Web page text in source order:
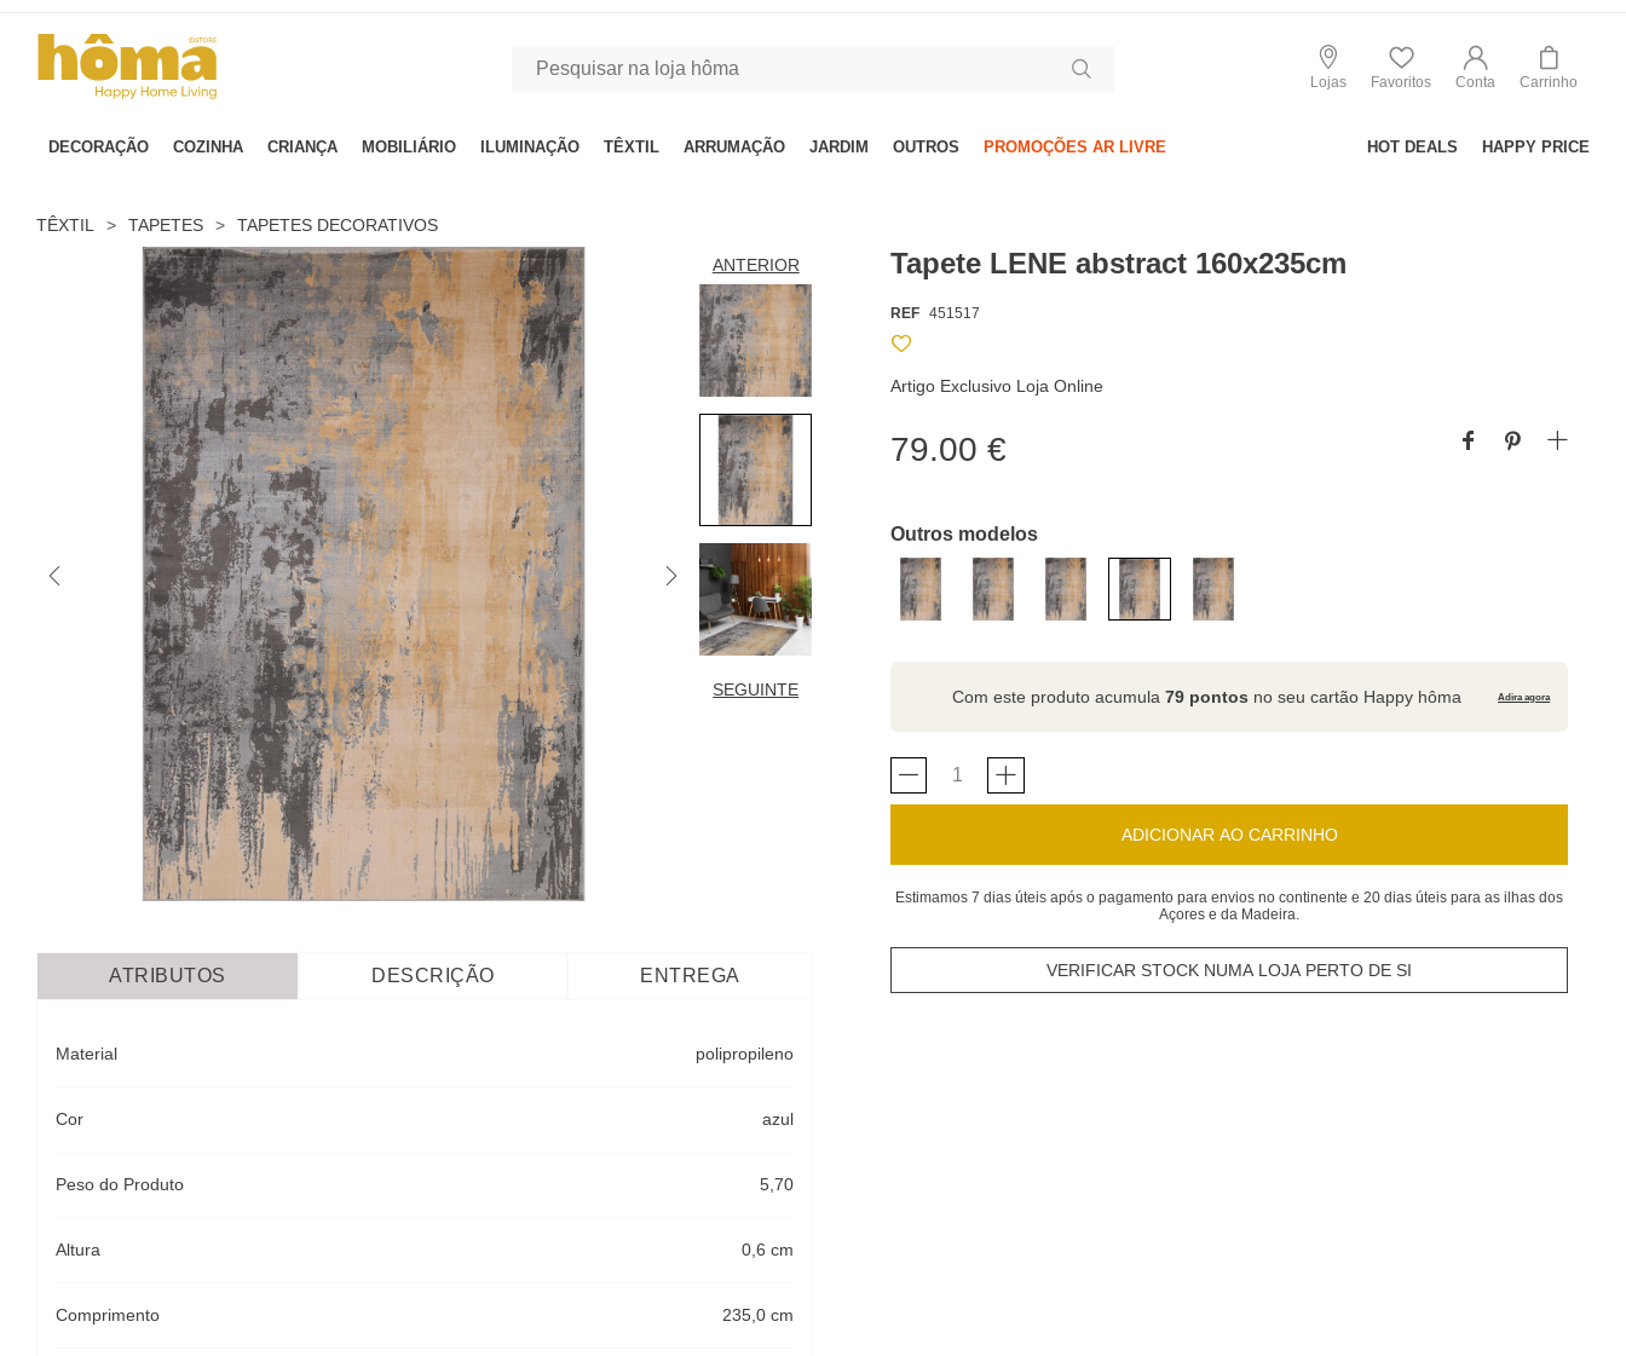
Lojas Favoritos Conta Carrinho
DECORAÇÃO COZINHA CRIANÇA MOBILIÁRIO ILUMINAÇÃO TÊXTIL ARRUMAÇÃO JARDIM OUTROS PROMOÇÕES AR LIVRE HOT DEALS HAPPY PRICE
TÊXTIL > TAPETES > TAPETES DECORATIVOS
ANTERIOR
SEGUINTE
Tapete LENE abstract 160x235cm
REF 451517
Artigo Exclusivo Loja Online
79.00 €
Outros modelos
Com este produto acumula79 pontos no seu cartão Happy hôma Adira agora
ADICIONAR AO CARRINHO
Estimamos 7 dias úteis após o pagamento para envios no continente e 20 dias úteis para as ilhas dos
Açores e da Madeira.
VERIFICAR STOCK NUMA LOJA PERTO DE SI
ATRIBUTOS DESCRIÇÃO ENTREGA
Material polipropileno
Cor azul
Peso do Produto 5,70
Altura 0,6 cm
Comprimento 235,0 cm